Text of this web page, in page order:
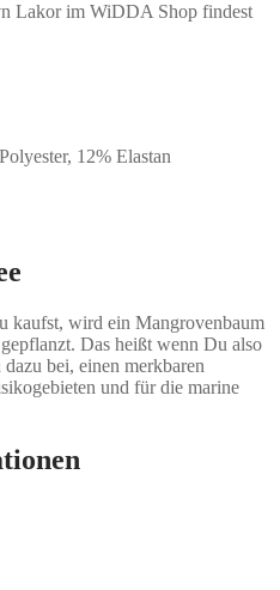
Lakor im WiDDA Shop findest
12% Elastan
kaufst, wird ein Mangrovenbaum
Das heißt wenn Du also
bei, einen merkbaren
und für die marine